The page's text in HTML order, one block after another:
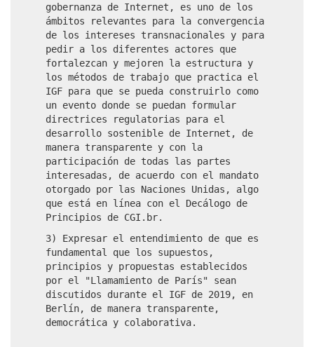
gobernanza de Internet, es uno de los
ámbitos relevantes para la convergencia
de los intereses transnacionales y para
pedir a los diferentes actores que
fortalezcan y mejoren la estructura y
los métodos de trabajo que practica el
IGF para que se pueda construirlo como
un evento donde se puedan formular
directrices regulatorias para el
desarrollo sostenible de Internet, de
manera transparente y con la
participación de todas las partes
interesadas, de acuerdo con el mandato
otorgado por las Naciones Unidas, algo
que está en línea con el Decálogo de
Principios de CGI.br.
3) Expresar el entendimiento de que es
fundamental que los supuestos,
principios y propuestas establecidos
por el "Llamamiento de París" sean
discutidos durante el IGF de 2019, en
Berlín, de manera transparente,
democrática y colaborativa.